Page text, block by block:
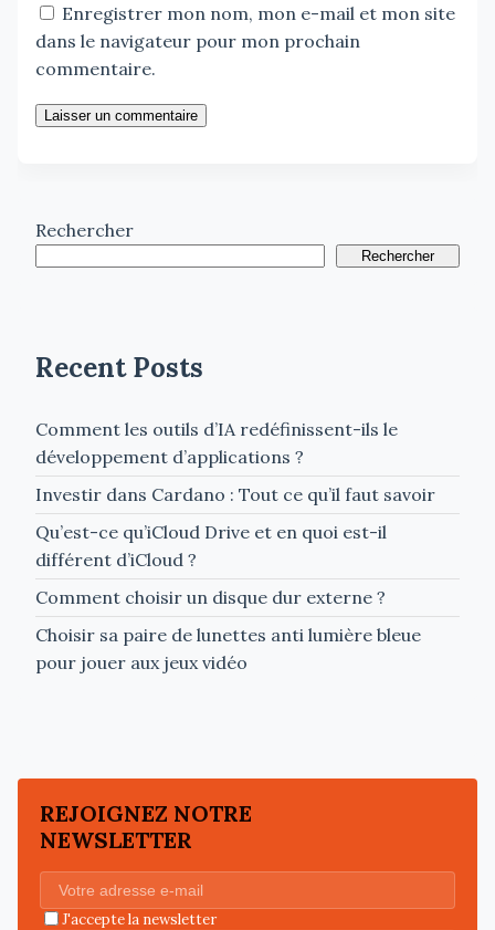
Enregistrer mon nom, mon e-mail et mon site
dans le navigateur pour mon prochain
commentaire.
Laisser un commentaire
Rechercher
Rechercher
Recent Posts
Comment les outils d’IA redéfinissent-ils le
développement d’applications ?
Investir dans Cardano : Tout ce qu’il faut savoir
Qu’est-ce qu’iCloud Drive et en quoi est-il
différent d’iCloud ?
Comment choisir un disque dur externe ?
Choisir sa paire de lunettes anti lumière bleue
pour jouer aux jeux vidéo
REJOIGNEZ NOTRE
NEWSLETTER
J'accepte la newsletter